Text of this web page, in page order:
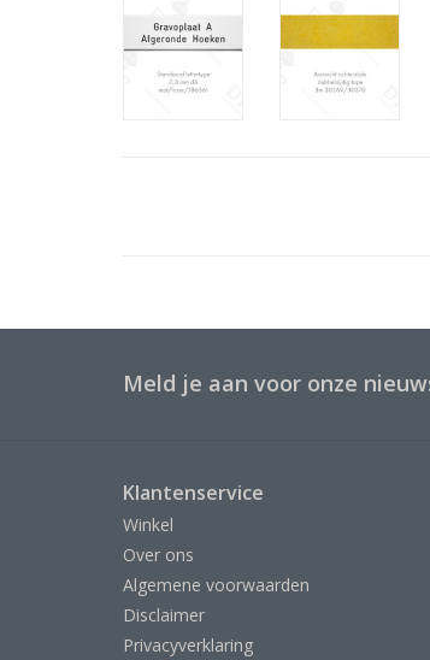
Meld je aan voor onze
Klantenservice
Winkel
Over ons
Algemene voorwaarden
Disclaimer
Privacyverklaring